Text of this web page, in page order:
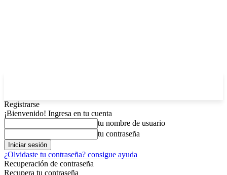
Registrarse
¡Bienvenido! Ingresa en tu cuenta
tu nombre de usuario
tu contraseña
¿Olvidaste tu contraseña? consigue ayuda
Recuperación de contraseña
Recupera tu contraseña